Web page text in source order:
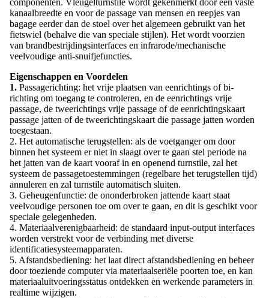
componenten. Vleugelturnstile wordt gekenmerkt door een vaste
kanaalbreedte en voor de passage van mensen en reepjes van
bagage eerder dan de stoel over het algemeen gebruikt van het
fietswiel (behalve die van speciale stijlen). Het wordt voorzien
van brandbestrijdingsinterfaces en infrarode/mechanische
veelvoudige anti-snuifjefuncties.
Eigenschappen en Voordelen
1. Passagerichting: het vrije plaatsen van eenrichtings of bi-
richting om toegang te controleren, en de eenrichtings vrije
passage, de tweerichtings vrije passage of de eenrichtingskaart
passage jatten of de tweerichtingskaart die passage jatten worden
toegestaan.
2. Het automatische terugstellen: als de voetganger om door
binnen het systeem er niet in slaagt over te gaan stel periode na
het jatten van de kaart vooraf in en openend turnstile, zal het
systeem de passagetoestemmingen (regelbare het terugstellen tijd)
annuleren en zal turnstile automatisch sluiten.
3. Geheugenfunctie: de ononderbroken jattende kaart staat
veelvoudige personen toe om over te gaan, en dit is geschikt voor
speciale gelegenheden.
4. Materiaalverenigbaarheid: de standaard input-output interfaces
worden verstrekt voor de verbinding met diverse
identificatiesysteemapparaten.
5. Afstandsbediening: het laat direct afstandsbediening en beheer
door toeziende computer via materiaalseriële poorten toe, en kan
materiaaluitvoeringsstatus ontdekken en werkende parameters in
realtime wijzigen.